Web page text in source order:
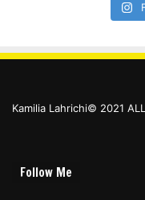
Kamilia Lahrichi© 2021 ALL
Follow Me